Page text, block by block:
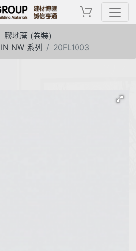
膠地蓆 (卷裝)
NW 系列
20FL1003